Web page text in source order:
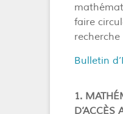
faire
Bulletin
1.
D’ACCÈS